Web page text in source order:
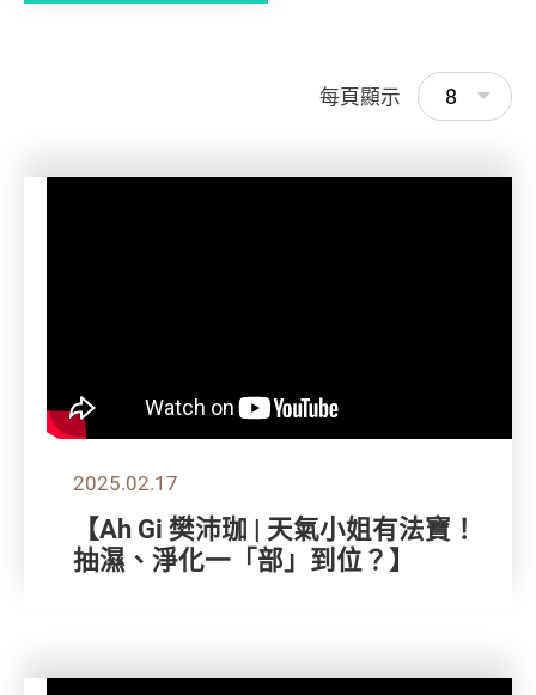
每頁顯示 8
2025.02.17
【Ah Gi 樊沛珈 | 天氣小姐有法寶！
抽濕、淨化一「部」到位？】